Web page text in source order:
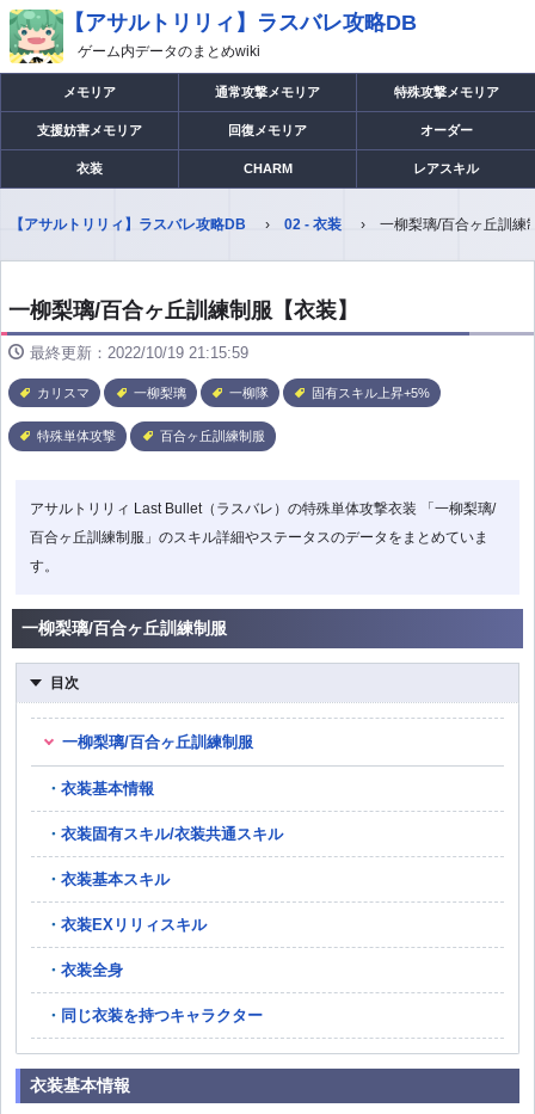
【アサルトリリィ】ラスバレ攻略DB
ゲーム内データのまとめwiki
メモリア 通常攻撃メモリア 特殊攻撃メモリア
支援妨害メモリア 回復メモリア オーダー
衣装 CHARM レアスキル
【アサルトリリィ】ラスバレ攻略DB 02 - 衣装 一柳梨璃/百合ヶ丘訓練
一柳梨璃/百合ヶ丘訓練制服【衣装】
最終更新：2022/10/19 21:15:59
カリスマ 一柳梨璃 一柳隊 固有スキル上昇+5%
特殊単体攻撃 百合ヶ丘訓練制服
アサルトリリィ Last Bullet（ラスバレ）の特殊単体攻撃衣装 「一柳梨璃/
百合ヶ丘訓練制服」のスキル詳細やステータスのデータをまとめていま
す。
一柳梨璃/百合ヶ丘訓練制服
目次
一柳梨璃/百合ヶ丘訓練制服
衣装基本情報
衣装固有スキル/衣装共通スキル
衣装基本スキル
衣装EXリリィスキル
衣装全身
同じ衣装を持つキャラクター
衣装基本情報